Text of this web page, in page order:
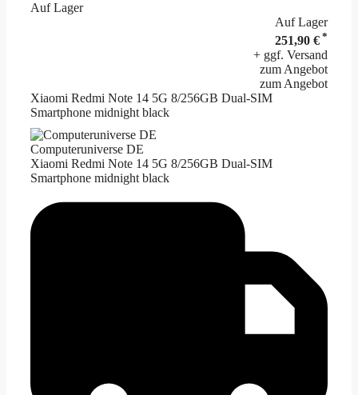
Auf Lager
Auf Lager
251,90 € *
+ ggf. Versand
zum Angebot
zum Angebot
Xiaomi Redmi Note 14 5G 8/256GB Dual-SIM
Smartphone midnight black
Computeruniverse DE
Xiaomi Redmi Note 14 5G 8/256GB Dual-SIM
Smartphone midnight black